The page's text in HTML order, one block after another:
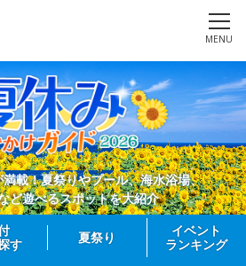
MENU
載！夏祭りやプール、海水浴場、
ど遊べるスポットを大紹介
す
夏祭り
イベント
ランキング